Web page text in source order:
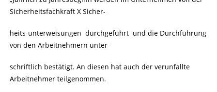
Sicherheitsfachkraft X Sicher-
heits-unterweisungen durchgeführt und die Durchführung
von den Arbeitnehmern unter-
schriftlich bestätigt. An diesen hat auch der verunfallte
Arbeitnehmer teilgenommen.